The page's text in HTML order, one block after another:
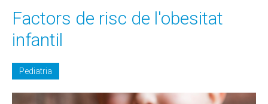
Factors de risc de l'obesitat
infantil
Pediatria